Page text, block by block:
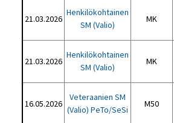
21.03.2026
Henkilökohtainen
SM (Valio)
MK
21.03.2026
Henkilökohtainen
SM (Valio)
MK
16.05.2026
Veteraanien SM
(Valio) PeTo/SeSi
M50